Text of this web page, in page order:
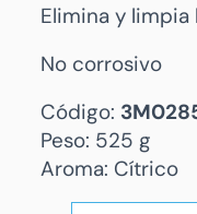
Elimina y
No corrosivo
Código:
Peso: 525 g
Aroma: Cítrico